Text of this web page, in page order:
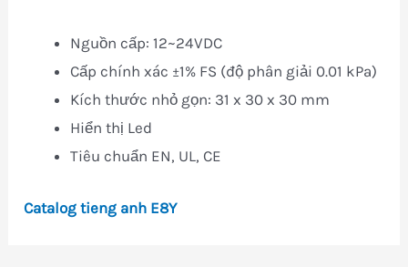
Nguồn cấp: 12~24VDC
Cấp chính xác ±1% FS (độ phân giải 0.01 kPa)
Kích thước nhỏ gọn: 31 x 30 x 30 mm
Hiển thị Led
Tiêu chuẩn EN, UL, CE
Catalog tieng anh E8Y